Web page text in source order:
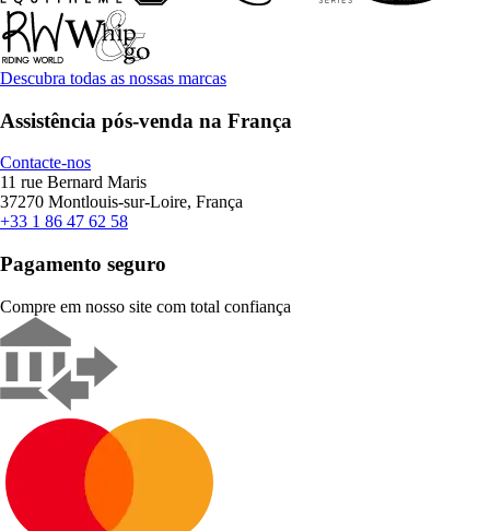
Descubra todas as nossas marcas
Assistência pós-venda na França
Contacte-nos
11 rue Bernard Maris
37270 Montlouis-sur-Loire, França
+33 1 86 47 62 58
Pagamento seguro
Compre em nosso site com total confiança